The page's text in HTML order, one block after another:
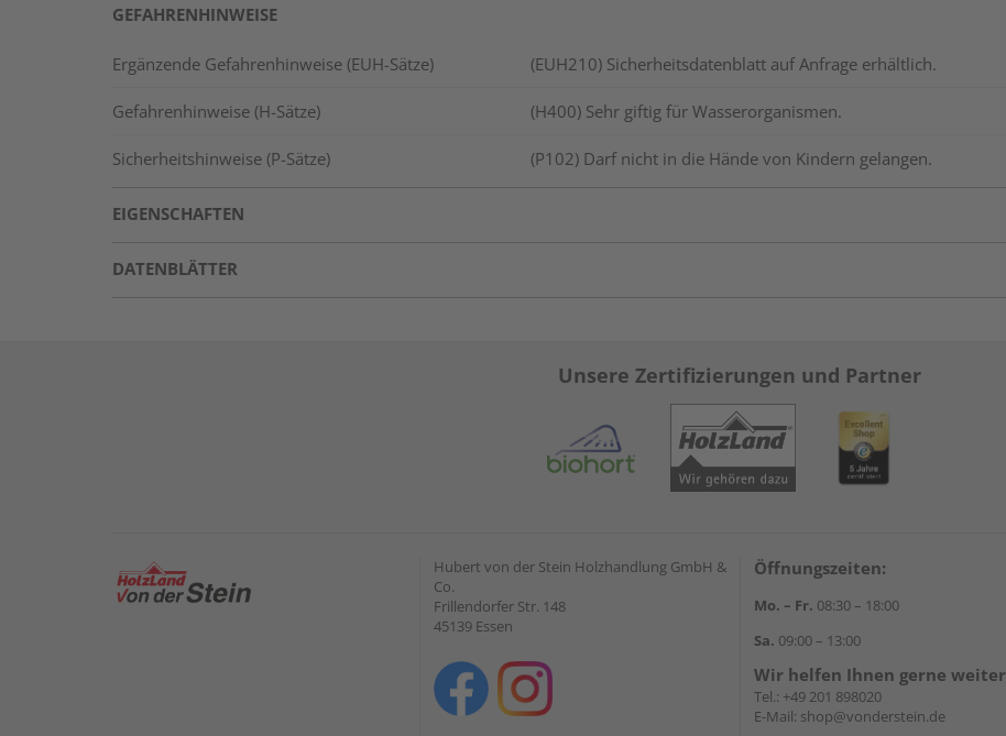
GEFAHRENHINWEISE
Ergänzende Gefahrenhinweise (EUH-Sätze) (EUH210) Sicherheitsdatenblatt auf Anfrage erhältlich.
Gefahrenhinweise (H-Sätze) (H400) Sehr giftig für Wasserorganismen.
Sicherheitshinweise (P-Sätze) (P102) Darf nicht in die Hände von Kindern gelangen.
EIGENSCHAFTEN
DATENBLÄTTER
Unsere Zertifizierungen und Partner
Hubert von der Stein Holzhandlung GmbH &
Co.
Frillendorfer Str. 148
45139 Essen
Öffnungszeiten:
Mo. – Fr. 08:30 – 18:00
Sa. 09:00 – 13:00
Wir helfen Ihnen gerne weiter
Tel.: +49 201 898020
E-Mail: shop@vonderstein.de